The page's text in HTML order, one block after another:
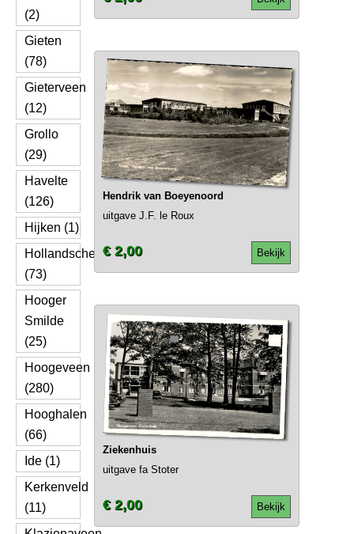
(2)
Gieten
(78)
Gieterveen
(12)
Grollo
(29)
Havelte
(126)
Hijken (1)
Hollandscheveld
(73)
Hooger
Smilde
(25)
Hoogeveen
(280)
Hooghalen
(66)
Ide (1)
Kerkenveld
(11)
Hendrik van Boeyenoord
uitgave J.F. le Roux
Bekijk
€ 2,00
Ziekenhuis
uitgave fa Stoter
Bekijk
€ 2,00